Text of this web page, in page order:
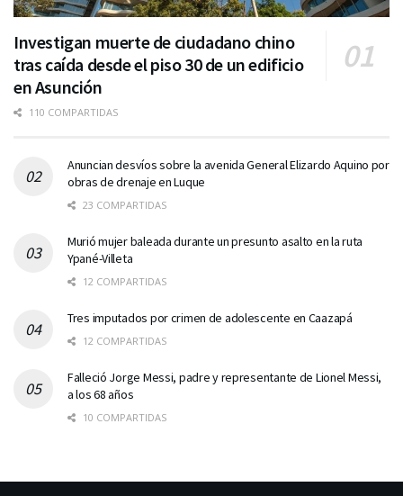
Investigan muerte de ciudadano chino
tras caída desde el piso 30 de un edificio
en Asunción
110 COMPARTIDAS
Anuncian desvíos sobre la avenida General Elizardo Aquino por
obras de drenaje en Luque
23 COMPARTIDAS
Murió mujer baleada durante un presunto asalto en la ruta
Ypané-Villeta
12 COMPARTIDAS
Tres imputados por crimen de adolescente en Caazapá
12 COMPARTIDAS
Falleció Jorge Messi, padre y representante de Lionel Messi,
a los 68 años
10 COMPARTIDAS